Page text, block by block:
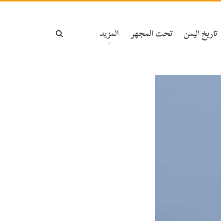
تاريخ اليمن تحت المجهر المزيد